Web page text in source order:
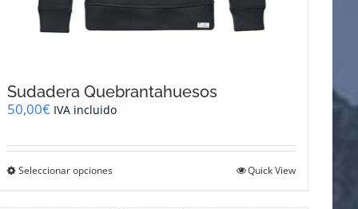
Sudadera Quebrantahuesos
50,00€ IVA incluido
Seleccionar opcionesEste
Quick View